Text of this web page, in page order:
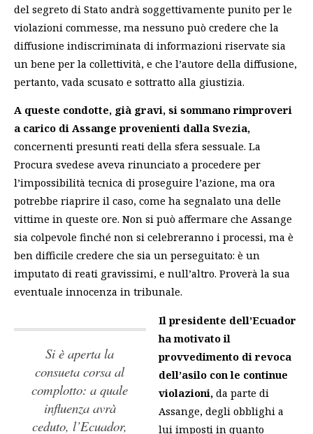
del segreto di Stato andrà soggettivamente punito per le
violazioni commesse, ma nessuno può credere che la
diffusione indiscriminata di informazioni riservate sia
un bene per la collettività, e che l’autore della diffusione,
pertanto, vada scusato e sottratto alla giustizia.
A queste condotte, già gravi, si sommano rimproveri
a carico di Assange provenienti dalla Svezia,
concernenti presunti reati della sfera sessuale. La
Procura svedese aveva rinunciato a procedere per
l’impossibilità tecnica di proseguire l’azione, ma ora
potrebbe riaprire il caso, come ha segnalato una delle
vittime in queste ore. Non si può affermare che Assange
sia colpevole finché non si celebreranno i processi, ma è
ben difficile credere che sia un perseguitato: è un
imputato di reati gravissimi, e null’altro. Proverà la sua
eventuale innocenza in tribunale.
Si è aperta la
consueta corsa al
complotto: a quale
influenza avrà
ceduto, l’Ecuador,
Il presidente dell’Ecuador
ha motivato il
provvedimento di revoca
dell’asilo con le continue
violazioni,da parte di
Assange, degli obblighi a
lui imposti in quanto